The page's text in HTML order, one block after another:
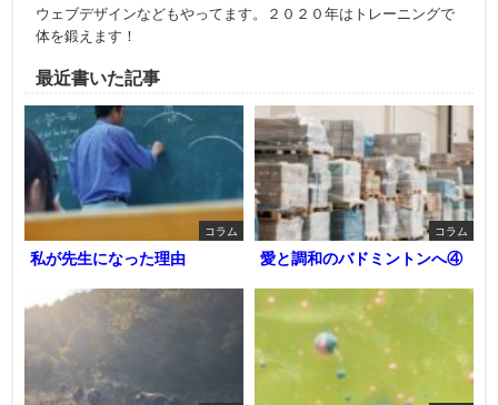
ウェブデザインなどもやってます。２０２０年はトレーニングで
体を鍛えます！
最近書いた記事
コラム
私が先生になった理由
コラム
愛と調和のバドミントンへ④